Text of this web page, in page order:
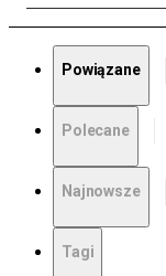
Powiązane
Polecane
Najnowsze
Tagi